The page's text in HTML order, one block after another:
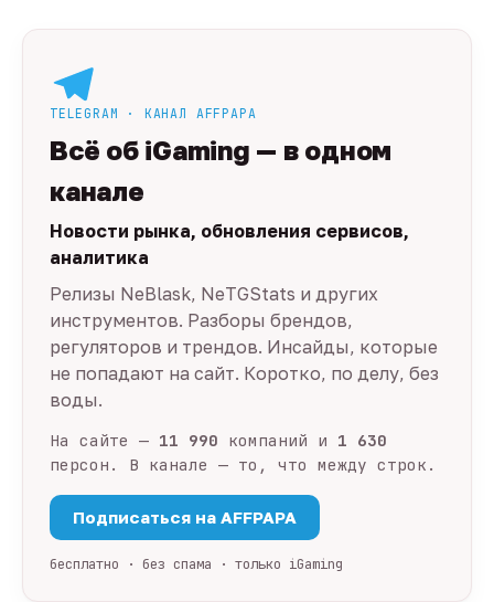
TELEGRAM · КАНАЛ AFFPAPA
Всё об iGaming — в одном
канале
Новости рынка, обновления сервисов,
аналитика
Релизы NeBlask, NeTGStats и других
инструментов. Разборы брендов,
регуляторов и трендов. Инсайды, которые
не попадают на сайт. Коротко, по делу, без
воды.
На сайте — 11 990 компаний и 1 630
персон. В канале — то, что между строк.
Подписаться на AFFPAPA
бесплатно · без спама · только iGaming